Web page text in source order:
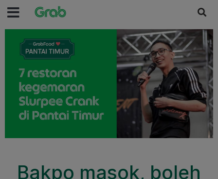
Bakpo masok, boleh